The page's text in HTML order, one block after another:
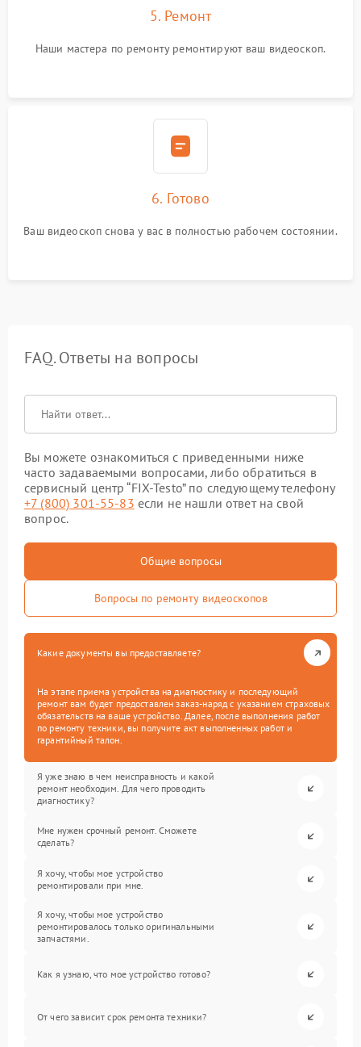
5. Ремонт
Наши мастера по ремонту ремонтируют ваш видеоскоп.
6. Готово
Ваш видеоскоп снова у вас в полностью рабочем состоянии.
FAQ. Ответы на вопросы
Вы можете ознакомиться с приведенными ниже
часто задаваемыми вопросами, либо обратиться в
сервисный центр “FIX-Testo” по следующему телефону
+7 (800) 301-55-83 если не нашли ответ на свой
вопрос.
Общие вопросы
Вопросы по ремонту видеоскопов
Какие документы вы предоставляете?
На этапе приема устройства на диагностику и последующий
ремонт вам будет предоставлен заказ-наряд с указанием страховых
обязательств на ваше устройство. Далее, после выполнения работ
по ремонту техники, вы получите акт выполненных работ и
гарантийный талон.
Я уже знаю в чем неисправность и какой
ремонт необходим. Для чего проводить
диагностику?
Мне нужен срочный ремонт. Сможете
сделать?
Я хочу, чтобы мое устройство
ремонтировали при мне.
Я хочу, чтобы мое устройство
ремонтировалось только оригинальными
запчастями.
Как я узнаю, что мое устройство готово?
От чего зависит срок ремонта техники?